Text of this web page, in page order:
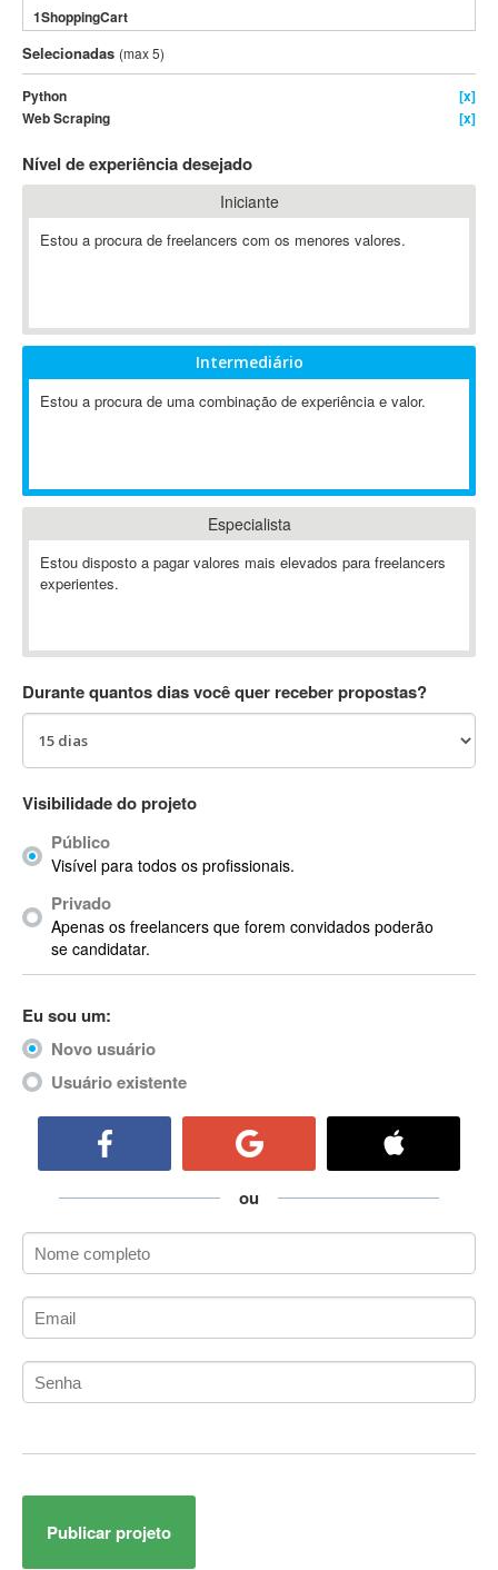
1ShoppingCart
3DS Max
3GSM
4D Dimension
A&P
A-GPS
A2Billing
AAUS Scientific Diver
Abaqus
ABIS
Ableton Push
Abstract
Abstract Window Toolkit (AWT)
Absynth
AC3
AccountMate
ACDSee
ACID Pro
ACPI
Acrobat X
ACT
Actian
Actimize
ActionScript 3
Active Directory
ActiveCollab
ActiveX
ActiveX Data Objects (ADO)
Ada
Adianti Framework
ADK
Administração
Administração de Artistas e Repertórios
Administração de Redes
Administração PostgreSQL
ADO.NET Entity Framework
Selecionadas (max 5)
Python
[x]
Web Scraping
[x]
Nível de experiência desejado
Iniciante
Estou a procura de freelancers com os menores valores.
Intermediário
Estou a procura de uma combinação de experiência e valor.
Especialista
Estou disposto a pagar valores mais elevados para freelancers
experientes.
Durante quantos dias você quer receber propostas?
Visibilidade do projeto
Público
Visível para todos os profissionais.
Privado
Apenas os freelancers que forem convidados poderão
se candidatar.
Eu sou um:
Novo usuário
Usuário existente
ou
Publicar projeto